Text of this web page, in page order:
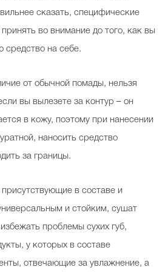
сказать, специфические
во внимание до того, как вы
средство на себе.
от обычной помады, нельзя
вы вылезете за контур – он
в кожу, поэтому при нанесении
наносить средство
за границы.
в составе и
и стойким, сушат
проблемы сухих губ,
у которых в составе
отвечающие за увлажнение, а